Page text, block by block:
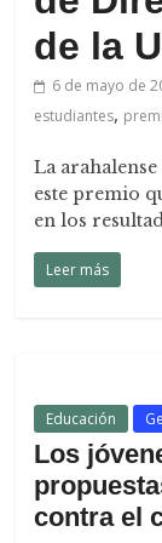
de la
6 de mayo de
estudiantes,
La
este premio
en los
Leer más
Educación
Los
contra el